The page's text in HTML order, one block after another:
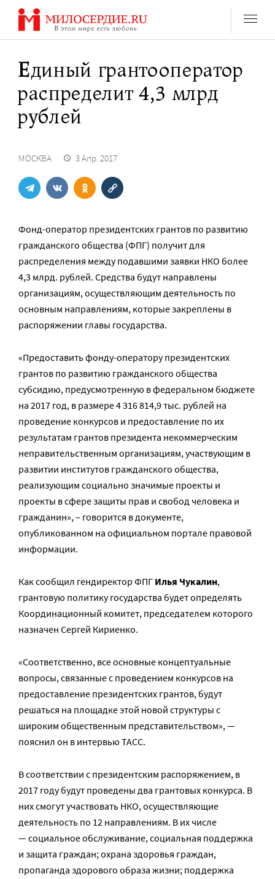
Перейти
содержанию
Единый грантооператор
распределит 4,3 млрд
рублей
МОСКВА 3 Апр. 2017
Фонд-оператор президентских грантов по развитию
гражданского общества (ФПГ) получит для
распределения между подавшими заявки НКО более
4,3 млрд. рублей. Средства будут направлены
организациям, осуществляющим деятельность по
основным направлениям, которые закреплены в
распоряжении главы государства.
«Предоставить фонду-оператору президентских
грантов по развитию гражданского общества
субсидию, предусмотренную в федеральном бюджете
на 2017 год, в размере 4 316 814,9 тыс. рублей на
проведение конкурсов и предоставление по их
результатам грантов президента некоммерческим
неправительственным организациям, участвующим в
развитии институтов гражданского общества,
реализующим социально значимые проекты и
проекты в сфере защиты прав и свобод человека и
гражданин», – говорится в документе,
опубликованном на официальном портале правовой
информации.
Как сообщил гендиректор ФПГ Илья Чукалин,
грантовую политику государства будет определять
Координационный комитет, председателем которого
назначен Сергей Кириенко.
«Соответственно, все основные концептуальные
вопросы, связанные с проведением конкурсов на
предоставление президентских грантов, будут
решаться на площадке этой новой структуры с
широким общественным представительством», —
пояснил он в интервью ТАСС.
В соответствии с президентским распоряжением, в
2017 году будут проведены два грантовых конкурса. В
них смогут участвовать НКО, осуществляющие
деятельность по 12 направлениям. В их числе
— социальное обслуживание, социальная поддержка
и защита граждан; охрана здоровья граждан,
пропаганда здорового образа жизни; поддержка